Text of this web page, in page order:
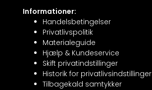
Informationer:
Handelsbetingelser
Privatlivspolitik
Materialeguide
Hjælp & Kundeservice
Skift privatindstillinger
Historik for privatlivsindstillinger
Tilbagekald samtykker